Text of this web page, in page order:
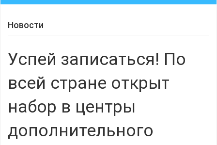
Новости
Успей записаться! По
всей стране открыт
набор в центры
дополнительного